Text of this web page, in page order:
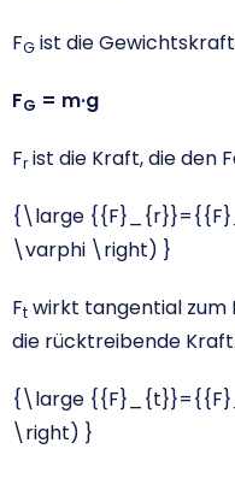
FG ist die
FG = m·g
Fr ist die Kraft, die den
{\large
\varphi \right) }
Ft wirkt tangential zum
die rücktreibende Kraft.
{\large
\right) }